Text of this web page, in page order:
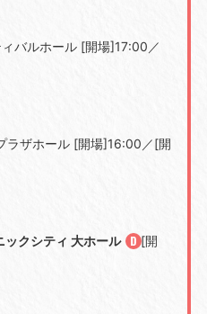
バルホール[開場]17:00 ／
ラザホール [開場]16:00 ／[開
クシティ 大ホール [開